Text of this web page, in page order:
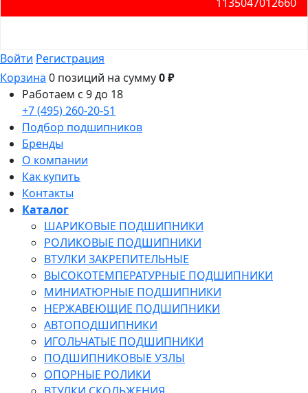
Войти Регистрация
Корзина 0 позиций на сумму0 ₽
Работаем с 9 до 18
+7 (495) 260-20-51
Подбор подшипников
Бренды
О компании
Как купить
Контакты
Каталог
ШАРИКОВЫЕ ПОДШИПНИКИ
РОЛИКОВЫЕ ПОДШИПНИКИ
ВТУЛКИ ЗАКРЕПИТЕЛЬНЫЕ
ВЫСОКОТЕМПЕРАТУРНЫЕ ПОДШИПНИКИ
МИНИАТЮРНЫЕ ПОДШИПНИКИ
НЕРЖАВЕЮЩИЕ ПОДШИПНИКИ
АВТОПОДШИПНИКИ
ИГОЛЬЧАТЫЕ ПОДШИПНИКИ
ПОДШИПНИКОВЫЕ УЗЛЫ
ОПОРНЫЕ РОЛИКИ